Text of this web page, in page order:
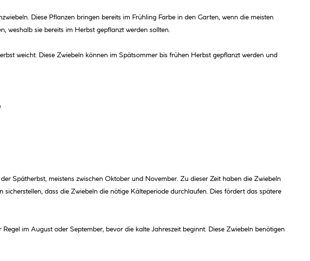
Diese Pflanzen bringen bereits im Frühling Farbe in den Garten, wenn die meisten
weshalb sie bereits im Herbst gepflanzt werden sollten.
weicht. Diese Zwiebeln können im Spätsommer bis frühen Herbst gepflanzt werden und
Spätherbst, meistens zwischen Oktober und November. Zu dieser Zeit haben die Zwiebeln
dass die Zwiebeln die nötige Kälteperiode durchlaufen. Dies fördert das spätere
im August oder September, bevor die kalte Jahreszeit beginnt. Diese Zwiebeln benötigen